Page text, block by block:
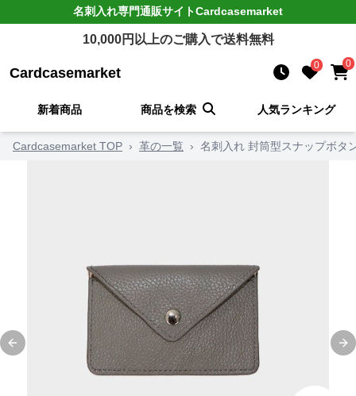
名刺入れ専門通販サイトCardcasemarket
10,000円以上のご購入で送料無料
Cardcasemarket 0 0
新着商品 商品を検索 人気ランキング
Cardcasemarket TOP › 革の一覧 › 名刺入れ 封筒型スナップボタ
Previous slide